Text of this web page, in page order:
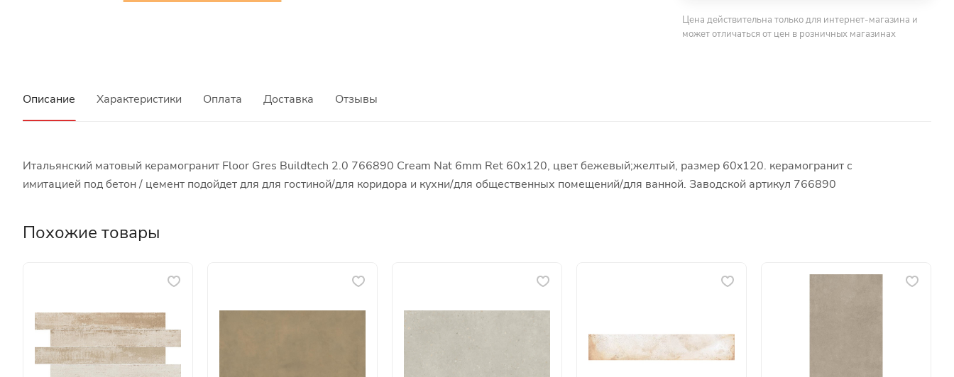
Цена действительна только для интернет-магазина и
может отличаться от цен в розничных магазинах
Описание Характеристики Оплата Доставка Отзывы
Итальянский матовый керамогранит Floor Gres Buildtech 2.0 766890 Cream Nat 6mm Ret 60x120, цвет бежевый;желтый, размер 60x120. керамогранит с
имитацией под бетон / цемент подойдет для для гостиной/для коридора и кухни/для общественных помещений/для ванной. Заводской артикул 766890
Похожие товары